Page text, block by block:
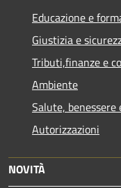
Educazione e
Giustizia e
Tributi,finanze e
Ambiente
Salute, benessere
Autorizzazioni
NOVITÀ